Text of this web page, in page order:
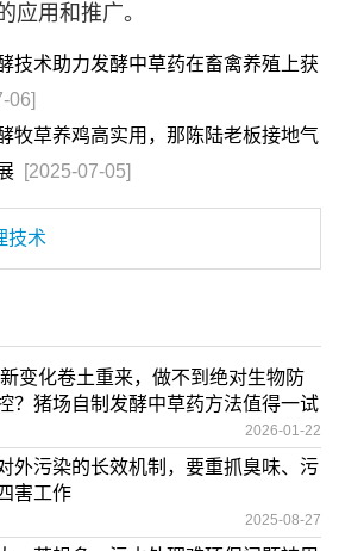
应用和推广。
技术助力发酵中草药在畜禽养殖上获
06]
牧草养鸡高实用，那陈陆老板接地气
[2025-07-05]
技术
变化卷土重来，做不到绝对生物防
？猪场自制发酵中草药方法值得一试
2026-01-22
外污染的长效机制，要重抓臭味、污
害工作
2025-08-27